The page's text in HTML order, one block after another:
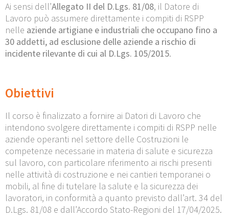
Ai sensi dell’Allegato II del D.Lgs. 81/08, il Datore di
Lavoro può assumere direttamente i compiti di RSPP
nelle aziende artigiane e industriali che occupano fino a
30 addetti, ad esclusione delle aziende a rischio di
incidente rilevante di cui al D.Lgs. 105/2015.
Obiettivi
Il corso è finalizzato a fornire ai Datori di Lavoro che
intendono svolgere direttamente i compiti di RSPP nelle
aziende operanti nel settore delle Costruzioni le
competenze necessarie in materia di salute e sicurezza
sul lavoro, con particolare riferimento ai rischi presenti
nelle attività di costruzione e nei cantieri temporanei o
mobili, al fine di tutelare la salute e la sicurezza dei
lavoratori, in conformità a quanto previsto dall’art. 34 del
D.Lgs. 81/08 e dall’Accordo Stato-Regioni del 17/04/2025.